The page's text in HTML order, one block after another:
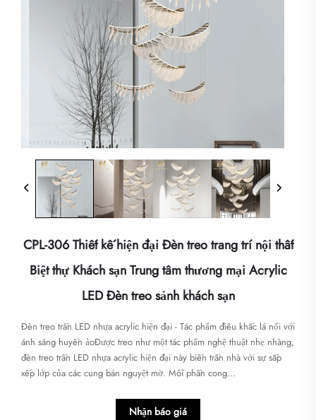
CPL-306 Thiết kế hiện đại Đèn treo trang trí nội thất
Biệt thự Khách sạn Trung tâm thương mại Acrylic
LED Đèn treo sảnh khách sạn
Đèn treo trần LED nhựa acrylic hiện đại - Tác phẩm điêu khắc lá nổi với
ánh sáng huyền ảo​​Được treo như một tác phẩm nghệ thuật nhẹ nhàng,
đèn treo trần LED nhựa acrylic hiện đại này biến trần nhà với sự sắp
xếp lớp của các cung bán nguyệt mờ. Mỗi phần cong...
Nhận báo giá